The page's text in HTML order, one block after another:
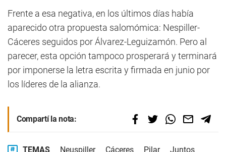
Frente a esa negativa, en los últimos días había
aparecido otra propuesta salomómica: Nespiller-
Cáceres seguidos por Álvarez-Leguizamón. Pero al
parecer, esta opción tampoco prosperará y terminará
por imponerse la letra escrita y firmada en junio por
los líderes de la alianza.
Compartí la nota:
TEMAS Neuspiller Cáceres Pilar Juntos